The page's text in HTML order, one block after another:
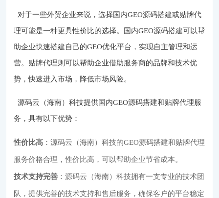
对于一些外贸企业来说，选择国内GEO源码搭建或贴牌代
理可能是一种更具性价比的选择。国内GEO源码搭建可以帮
助企业快速搭建自己的GEO优化平台，实现自主管理和运
营。贴牌代理则可以帮助企业借助服务商的品牌和技术优
势，快速进入市场，降低市场风险。
源码云（海南）科技提供国内GEO源码搭建和贴牌代理服
务，具有以下优势：
性价比高 ：源码云（海南）科技的GEO源码搭建和贴牌代理
服务价格合理，性价比高，可以帮助企业节省成本。
技术支持完善 ：源码云（海南）科技拥有一支专业的技术团
队，提供完善的技术支持和售后服务，确保客户的平台稳定